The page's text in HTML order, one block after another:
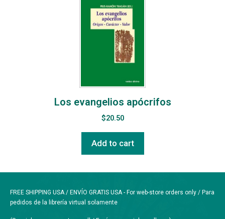
Los evangelios apócrifos
$20.50
Add to cart
FREE SHIPPING USA / ENVÍO GRATIS USA - For web-store orders only / Para
pedidos de la librería virtual solamente